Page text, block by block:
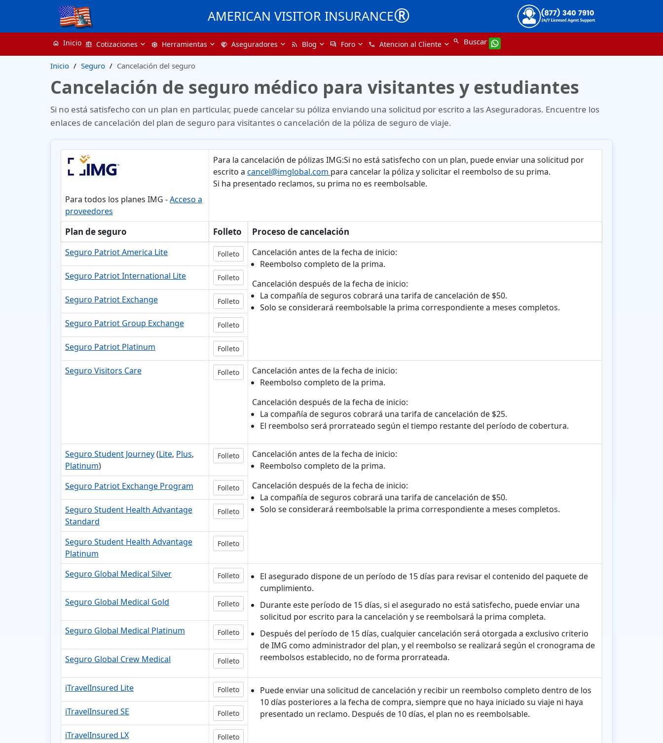
AMERICAN VISITOR INSURANCE®
home Inicio balance Cotizaciones settings Herramientas handshake Aseguradores rss_feed Blog forum Foro call Atencion al Cliente search Buscar
Inicio Seguro Cancelación del seguro
Cancelación de seguro médico para visitantes y estudiantes
Si no está satisfecho con un plan en particular, puede cancelar su póliza enviando una solicitud por escrito a las Aseguradoras. Encuentre los
enlaces de cancelación del plan de seguro para visitantes o cancelación de la póliza de seguro de viaje.
Para todos los planes IMG -Acceso a
proveedores
Para la cancelación de pólizas IMG:Si no está satisfecho con un plan, puede enviar una solicitud por
escrito a cancel@imglobal.com para cancelar la póliza y solicitar el reembolso de su prima.
Si ha presentado reclamos, su prima no es reembolsable.
Plan de seguro Folleto Proceso de cancelación
Seguro Patriot America Lite Folleto
Cancelación antes de la fecha de inicio:
Reembolso completo de la prima.
Cancelación después de la fecha de inicio:
La compañía de seguros cobrará una tarifa de cancelación de $50.
Solo se considerará reembolsable la prima correspondiente a meses completos.
Seguro Patriot International Lite Folleto
Seguro Patriot Exchange Folleto
Seguro Patriot Group Exchange Folleto
Seguro Patriot Platinum Folleto
Seguro Visitors Care Folleto
Cancelación antes de la fecha de inicio:
Reembolso completo de la prima.
Cancelación después de la fecha de inicio:
La compañía de seguros cobrará una tarifa de cancelación de $25.
El reembolso será prorrateado según el tiempo restante del período de cobertura.
Seguro Student Journey(Lite, Plus,
Platinum)
Folleto
Cancelación antes de la fecha de inicio:
Reembolso completo de la prima.
Cancelación después de la fecha de inicio:
La compañía de seguros cobrará una tarifa de cancelación de $50.
Solo se considerará reembolsable la prima correspondiente a meses completos.
Seguro Patriot Exchange Program Folleto
Seguro Student Health Advantage
Standard
Folleto
Seguro Student Health Advantage
Platinum
Folleto
Seguro Global Medical Silver Folleto
El asegurado dispone de un período de 15 días para revisar el contenido del paquete de
cumplimiento.
Durante este período de 15 días, si el asegurado no está satisfecho, puede enviar una
solicitud por escrito para la cancelación y se reembolsará la prima completa.
Después del período de 15 días, cualquier cancelación será otorgada a exclusivo criterio
de IMG como administrador del plan, y el reembolso se realizará según el cronograma de
reembolsos establecido, no de forma prorrateada.
Seguro Global Medical Gold Folleto
Seguro Global Medical Platinum Folleto
Seguro Global Crew Medical Folleto
iTravelInsured Lite Folleto
Puede enviar una solicitud de cancelación y recibir un reembolso completo dentro de los
10 días posteriores a la fecha de compra, siempre que no haya iniciado su viaje ni haya
presentado un reclamo. Después de 10 días, el plan no es reembolsable.
iTravelInsured SE Folleto
iTravelInsured LX Folleto